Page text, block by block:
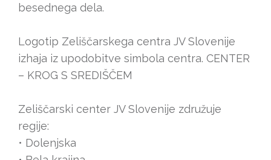
besednega dela.
Logotip Zeliščarskega centra JV Slovenije
izhaja iz upodobitve simbola centra. CENTER
– KROG S SREDIŠČEM
Zeliščarski center JV Slovenije združuje
regije:
• Dolenjska